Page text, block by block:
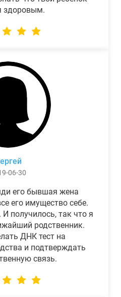
здоровым.
06-30
его бывшая жена
его имущество себе.
получилось, так что я
родственник.
ДНК тест на
и подтверждать
связь.